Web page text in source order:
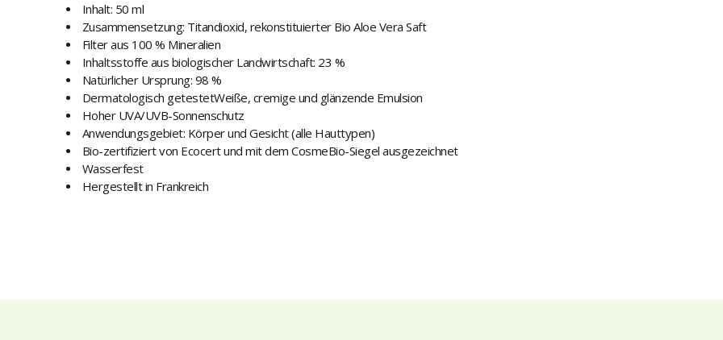
Inhalt: 50 ml
Zusammensetzung: Titandioxid, rekonstituierter Bio Aloe Vera Saft
Filter aus 100 % Mineralien
Inhaltsstoffe aus biologischer Landwirtschaft: 23 %
Natürlicher Ursprung: 98 %
Dermatologisch getestetWeiße, cremige und glänzende Emulsion
Hoher UVA/UVB-Sonnenschutz
Anwendungsgebiet: Körper und Gesicht (alle Hauttypen)
Bio-zertifiziert von Ecocert und mit dem CosmeBio-Siegel ausgezeichnet
Wasserfest
Hergestellt in Frankreich